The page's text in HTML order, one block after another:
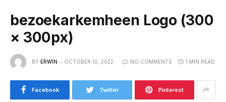
bezoekarkemheen Logo (300
× 300px)
BY ERWIN OCTOBER 10, 2022 NO COMMENTS 1 MIN READ
Facebook Twitter Pinterest